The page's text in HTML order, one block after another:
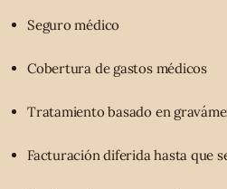
Seguro médico
Cobertura de gastos médicos
Tratamiento basado en
Facturación diferida hasta que